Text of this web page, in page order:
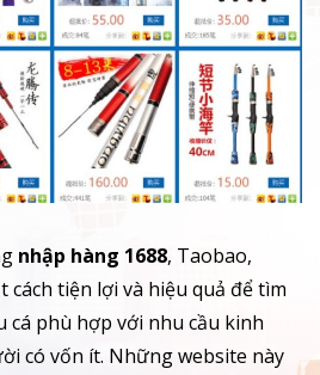
nhập hàng 1688, Taobao,
cách tiện lợi và hiệu quả để tìm
cá phù hợp với nhu cầu kinh
có vốn ít. Những website này